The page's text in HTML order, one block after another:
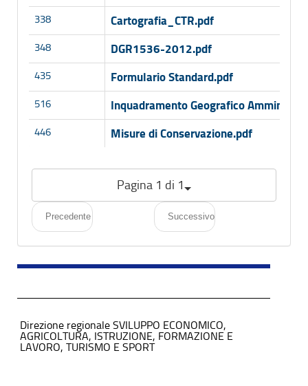
338 Cartografia_CTR.pdf
348 DGR1536-2012.pdf
435 Formulario Standard.pdf
516 Inquadramento Geografico
446 Misure di Conservazione.pdf
Pagina 1 di 1
Precedente Successivo
Direzione regionale SVILUPPO ECONOMICO,
AGRICOLTURA, ISTRUZIONE, FORMAZIONE E
LAVORO, TURISMO E SPORT